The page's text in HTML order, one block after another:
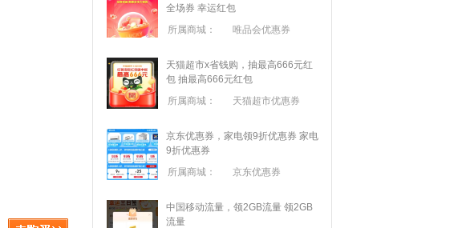
全场券 幸运红包
所属商城：
唯品会优惠券
天猫超市x省钱购，抽最高666元红
包 抽最高666元红包
所属商城：
天猫超市优惠券
京东优惠券，家电领9折优惠券 家电
9折优惠券
所属商城：
京东优惠券
中国移动流量，领2GB流量 领2GB
流量